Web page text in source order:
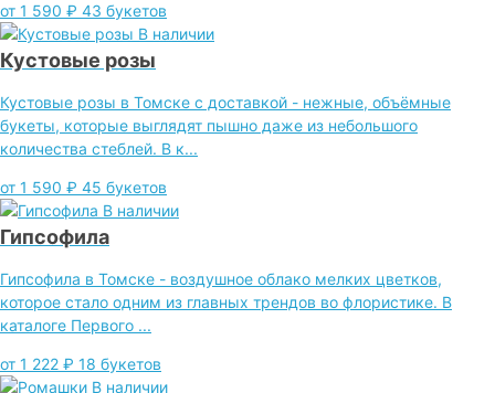
от 1 590 ₽ 43 букетов
В наличии
Кустовые розы
Кустовые розы в Томске с доставкой - нежные, объёмные
букеты, которые выглядят пышно даже из небольшого
количества стеблей. В к...
от 1 590 ₽ 45 букетов
В наличии
Гипсофила
Гипсофила в Томске - воздушное облако мелких цветков,
которое стало одним из главных трендов во флористике. В
каталоге Первого ...
от 1 222 ₽ 18 букетов
В наличии